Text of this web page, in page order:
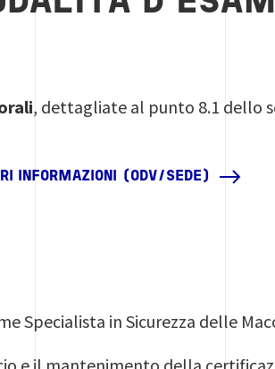
, dettagliate al punto 8.1 dello
INFORMAZIONI (ODV/SEDE)
Specialista in Sicurezza delle